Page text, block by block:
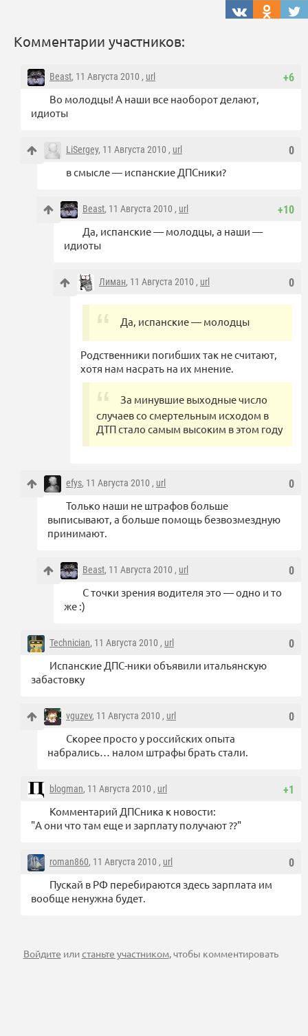
Комментарии участников:
+6
Beast, 11 Августа 2010 , url
Во молодцы! А наши все наоборот делают,
идиоты
0
LiSergey, 11 Августа 2010 , url
в смысле — испанские ДПСники?
+10
Beast, 11 Августа 2010 , url
Да, испанские — молодцы, а наши —
идиоты
0
Лиман, 11 Августа 2010 , url
Да, испанские — молодцы
Родственники погибших так не считают,
хотя нам насрать на их мнение.
За минувшие выходные число
случаев со смертельным исходом в
ДТП стало самым высоким в этом году
0
efys, 11 Августа 2010 , url
Только наши не штрафов больше
выписывают, а больше помощь безвозмездную
принимают.
0
Beast, 11 Августа 2010 , url
С точки зрения водителя это — одно и то
же :)
0
Technician, 11 Августа 2010 , url
Испанские ДПС-ники объявили итальянскую
забастовку
0
vguzev, 11 Августа 2010 , url
Скорее просто у российских опыта
набрались… налом штрафы брать стали.
+1
blogman, 11 Августа 2010 , url
Комментарий ДПСника к новости:
"А они что там еще и зарплату получают ??"
0
roman860, 11 Августа 2010 , url
Пускай в РФ перебираются здесь зарплата им
вообще ненужна будет.
Войдите илистаньте участником, чтобы комментировать